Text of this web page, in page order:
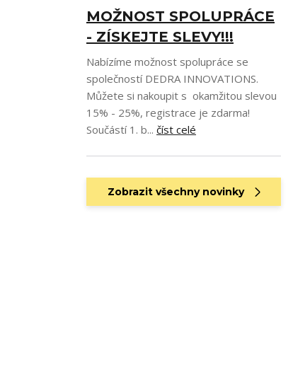
MOŽNOST SPOLUPRÁCE
- ZÍSKEJTE SLEVY!!!
Nabízíme možnost spolupráce se
společností DEDRA INNOVATIONS.
Můžete si nakoupit s okamžitou slevou
15% - 25%, registrace je zdarma!
Součástí 1. b... číst celé
Zobrazit všechny novinky